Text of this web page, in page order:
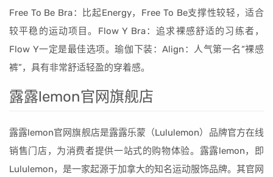
Free To Be Bra：比起Energy，Free To Be支撑性较轻，适合
较平稳的运动项目。Flow Y Bra：追求裸感舒适的习练者，
Flow Y一定是最佳选项。瑜伽下装：Align：人气第一名“裸感
裤”，具有非常舒适轻盈的穿着感。
露露lemon官网旗舰店
露露lemon官网旗舰店是露露乐蒙（Lululemon）品牌官方在线
销售门店，为消费者提供一站式的购物体验。露露lemon，即
Lululemon，是一家起源于加拿大的知名运动服饰品牌。其官网